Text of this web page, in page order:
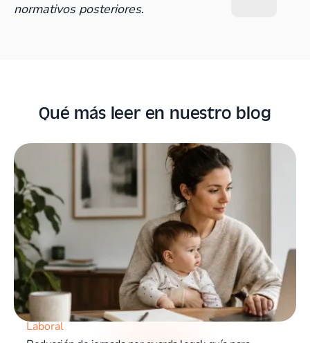
normativos posteriores.
Qué más leer en nuestro blog
Laboral